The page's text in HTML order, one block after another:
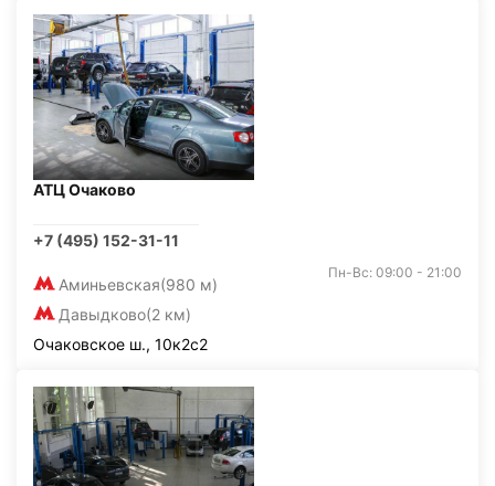
АТЦ Очаково
+7 (495) 152-31-11
Аминьевская(980 м)
Давыдково(2 км)
Пн-Вс: 09:00 - 21:00
Очаковское ш., 10к2с2